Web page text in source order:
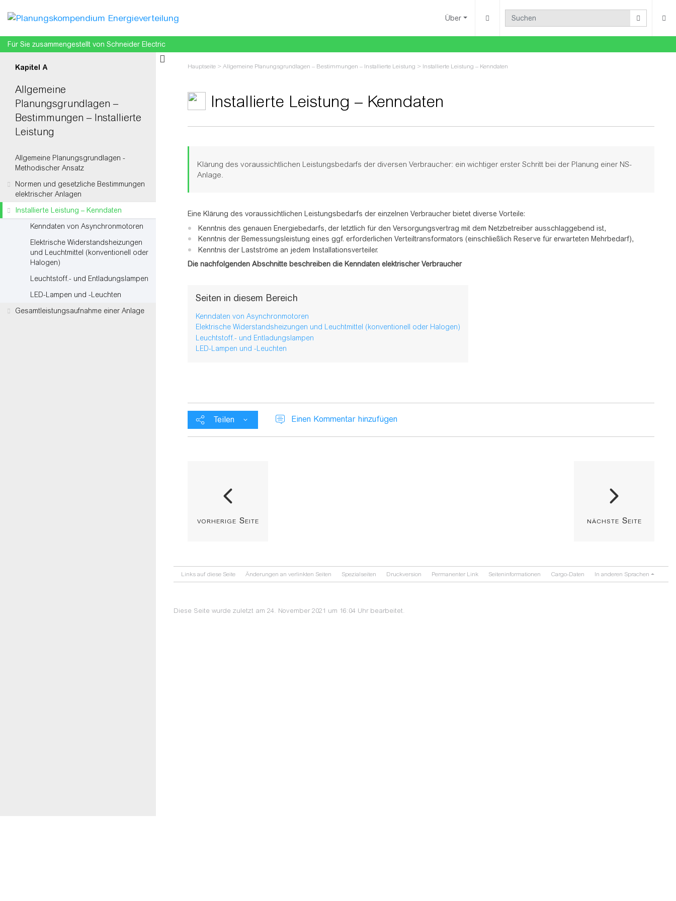
Über
Für Sie zusammengestellt von Schneider Electric
Kapitel A
Allgemeine
Planungsgrundlagen –
Bestimmungen – Installierte
Leistung
Allgemeine Planungsgrundlagen -
Methodischer Ansatz
Normen und gesetzliche Bestimmungen
elektrischer Anlagen
Installierte Leistung – Kenndaten
Kenndaten von Asynchronmotoren
Elektrische Widerstandsheizungen
und Leuchtmittel (konventionell oder
Halogen)
Leuchtstoff.- und Entladungslampen
LED-Lampen und -Leuchten
Gesamtleistungsaufnahme einer Anlage
Installierte Leistung – Kenndaten
Hauptseite > Allgemeine Planungsgrundlagen – Bestimmungen – Installierte Leistung > Installierte Leistung – Kenndaten
Klärung des voraussichtlichen Leistungsbedarfs der diversen Verbraucher: ein wichtiger erster Schritt bei der Planung einer NS-
Anlage.
Eine Klärung des voraussichtlichen Leistungsbedarfs der einzelnen Verbraucher bietet diverse Vorteile:
Kenntnis des genauen Energiebedarfs, der letztlich für den Versorgungsvertrag mit dem Netzbetreiber ausschlaggebend ist,
Kenntnis der Bemessungsleistung eines ggf. erforderlichen Verteiltransformators (einschließlich Reserve für erwarteten Mehrbedarf),
Kenntnis der Lastströme an jedem Installationsverteiler.
Die nachfolgenden Abschnitte beschreiben die Kenndaten elektrischer Verbraucher
Seiten in diesem Bereich
Kenndaten von Asynchronmotoren
Elektrische Widerstandsheizungen und Leuchtmittel (konventionell oder Halogen)
Leuchtstoff.- und Entladungslampen
LED-Lampen und -Leuchten
Teilen Einen Kommentar hinzufügen
vorherige Seite nächste Seite
Links auf diese Seite Änderungen an verlinkten Seiten Spezialseiten Druckversion Permanenter Link Seiten­­informationen Cargo-Daten In anderen Sprachen
Diese Seite wurde zuletzt am 24. November 2021 um 16:04 Uhr bearbeitet.